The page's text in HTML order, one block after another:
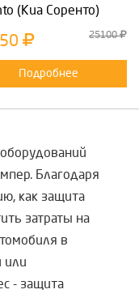
(Киа Соренто)
25100
Подробнее
Благодаря
как защита
затраты на
в
или
- защита